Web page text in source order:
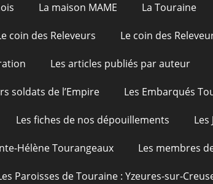
La maison MAME La Touraine
coin des Releveurs Le coin des
Les articles publiés par auteur
soldats de l’Empire Les Embarqués
Les fiches de nos dépouillements Les
Hélène Tourangeaux Les membres
Paroisses de Touraine : Yzeures-sur-